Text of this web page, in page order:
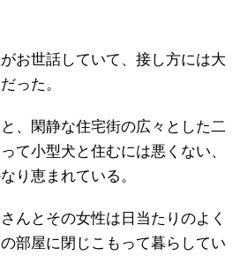
お世話していて、接し方には大
った。
、閑静な住宅街の広々とした二
て小型犬と住むには悪くない、
り恵まれている。
んとその女性は日当たりのよく
部屋に閉じこもって暮らしてい